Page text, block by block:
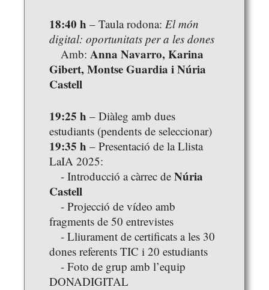
18:40 h – Taula rodona: El món
digital: oportunitats per a les dones
Amb: Anna Navarro, Karina
Gibert, Montse Guardia i Núria
Castell
19:25 h – Diàleg amb dues
estudiants (pendents de seleccionar)
19:35 h – Presentació de la Llista
LaIA 2025:
- Introducció a càrrec de Núria
Castell
- Projecció de vídeo amb
fragments de 50 entrevistes
- Lliurament de certificats a les 30
dones referents TIC i 20 estudiants
- Foto de grup amb l’equip
DONADIGITAL